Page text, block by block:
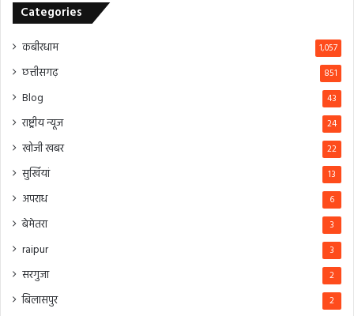
Categories
कबीरधाम 1,057
छत्तीसगढ़ 851
Blog 43
राष्ट्रीय न्यूज 24
खोजी खबर 22
सुर्खियां 13
अपराध 6
बेमेतरा 3
raipur 3
सरगुजा 2
बिलासपुर 2